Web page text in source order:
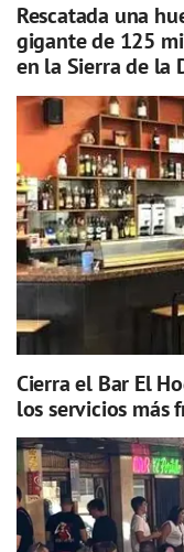
Rescatada una
gigante de 125
en la Sierra de la
Cierra el Bar El
los servicios más